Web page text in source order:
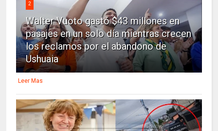
2
Walter Vuoto gastó $43 millones en
pasajes en un solo día mientras crecen
los reclamos por el abandono de
Ushuaia
Leer Mas